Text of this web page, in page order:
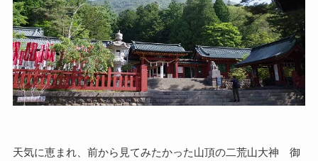
天気に恵まれ、前から見てみたかった山頂の二荒山大神 御